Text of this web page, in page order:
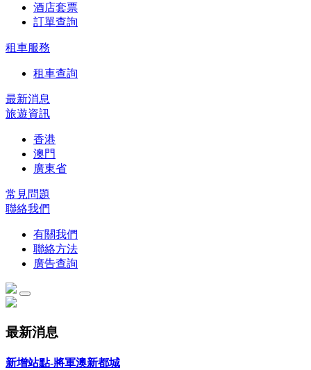
酒店套票
訂單查詢
租車服務
租車查詢
最新消息
旅遊資訊
香港
澳門
廣東省
常見問題
聯絡我們
有關我們
聯絡方法
廣告查詢
最新消息
新增站點-將軍澳新都城